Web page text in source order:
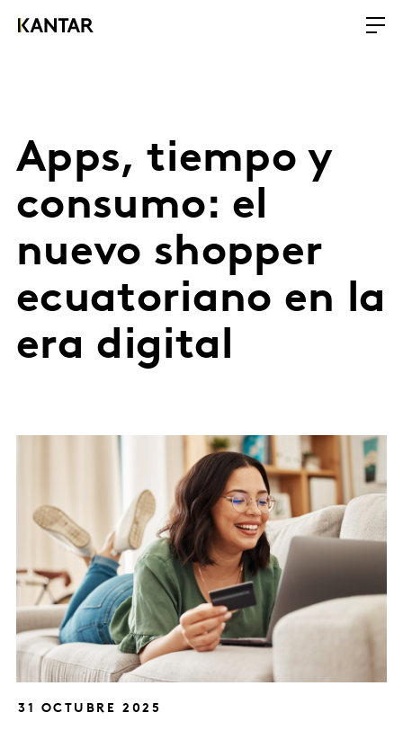
Apps, tiempo y
consumo: el
nuevo shopper
ecuatoriano en la
era digital
31 OCTUBRE 2025